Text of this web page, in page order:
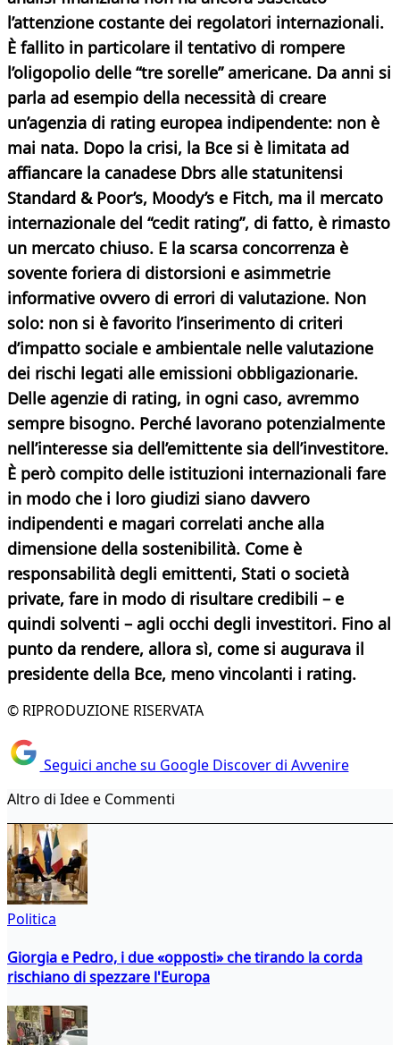
l’attenzione costante dei regolatori internazionali.
È fallito in particolare il tentativo di rompere
l’oligopolio delle “tre sorelle” americane. Da anni si
parla ad esempio della necessità di creare
un’agenzia di rating europea indipendente: non è
mai nata. Dopo la crisi, la Bce si è limitata ad
affiancare la canadese Dbrs alle statunitensi
Standard & Poor’s, Moody’s e Fitch, ma il mercato
internazionale del “cedit rating”, di fatto, è rimasto
un mercato chiuso. E la scarsa concorrenza è
sovente foriera di distorsioni e asimmetrie
informative ovvero di errori di valutazione. Non
solo: non si è favorito l’inserimento di criteri
d’impatto sociale e ambientale nelle valutazione
dei rischi legati alle emissioni obbligazionarie.
Delle agenzie di rating, in ogni caso, avremmo
sempre bisogno. Perché lavorano potenzialmente
nell’interesse sia dell’emittente sia dell’investitore.
È però compito delle istituzioni internazionali fare
in modo che i loro giudizi siano davvero
indipendenti e magari correlati anche alla
dimensione della sostenibilità. Come è
responsabilità degli emittenti, Stati o società
private, fare in modo di risultare credibili – e
quindi solventi – agli occhi degli investitori. Fino al
punto da rendere, allora sì, come si augurava il
presidente della Bce, meno vincolanti i rating.
© RIPRODUZIONE RISERVATA
Seguici anche su Google Discover di Avvenire
Altro di Idee e Commenti
Politica
Giorgia e Pedro, i due «opposti» che tirando la corda
rischiano di spezzare l'Europa